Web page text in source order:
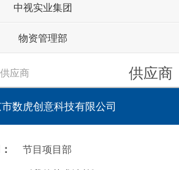
中视实业集团
物资管理部
供应商
供应商
数虎创意科技有限公司
节目项目部